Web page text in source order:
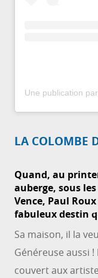
LA COLOMBE
Quand, au
auberge, sous
Vence, Paul
fabuleux destin
Sa maison, il la
Généreuse aussi
couvert aux